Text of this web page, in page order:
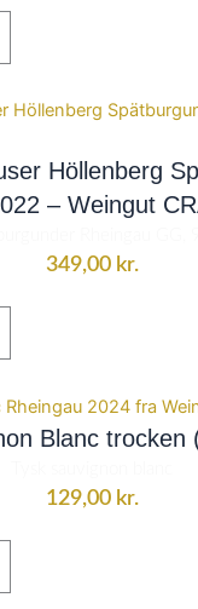
Höllenberg
– Weingut
349,00 kr.
Blanc trocken
129,00 kr.